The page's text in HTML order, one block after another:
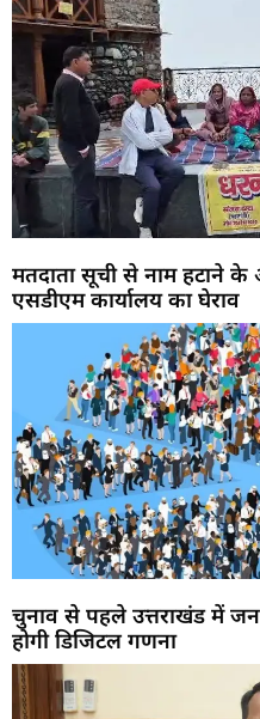
मतदाता सूची से नाम हटाने के
एसडीएम कार्यालय का घेराव
चुनाव से पहले उत्तराखंड में
होगी डिजिटल गणना